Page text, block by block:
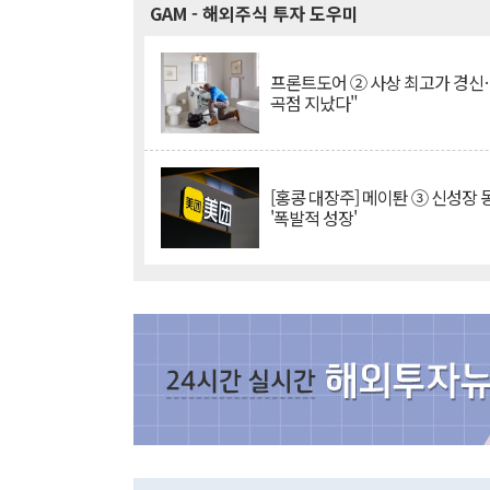
GAM - 해외주식 투자 도우미
프론트도어 ② 사상 최고가 경
곡점 지났다"
[홍콩 대장주] 메이퇀 ③ 신성장
'폭발적 성장'